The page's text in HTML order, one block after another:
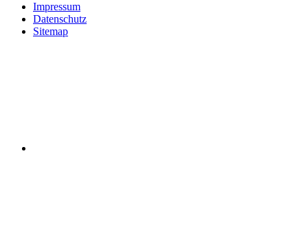
Impressum
Datenschutz
Sitemap